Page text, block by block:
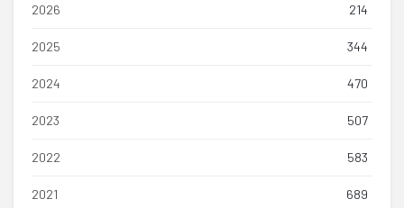
2026 214
2025 344
2024 470
2023 507
2022 583
2021 689